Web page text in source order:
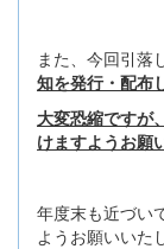
また、今回引落
知を発行・配布
大変恐縮ですが
けますようお願
年度末も近づい
ようお願いいた